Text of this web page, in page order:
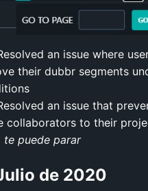
an issue where
their dubbr segments
an issue that
collaborators to their
te puede parar
de 2020